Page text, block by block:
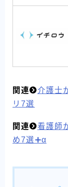
関連
介護士
リ7選
関連
看護師
め7選➕α